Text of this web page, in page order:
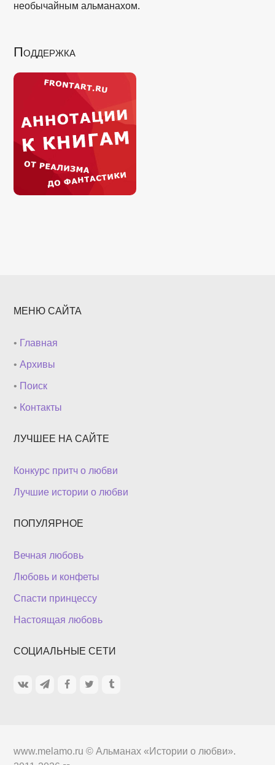
необычайным альманахом.
Поддержка
МЕНЮ САЙТА
• Главная
•Архивы
• Поиск
• Контакты
ЛУЧШЕЕ НА САЙТЕ
Конкурс притч о любви
Лучшие истории о любви
ПОПУЛЯРНОЕ
Вечная любовь
Любовь и конфеты
Спасти принцессу
Настоящая любовь
СОЦИАЛЬНЫЕ СЕТИ
www.melamo.ru ©Альманах «Истории о любви».